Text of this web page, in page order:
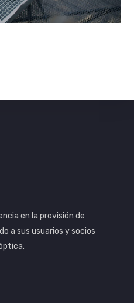
en la provisión de
a sus usuarios y socios